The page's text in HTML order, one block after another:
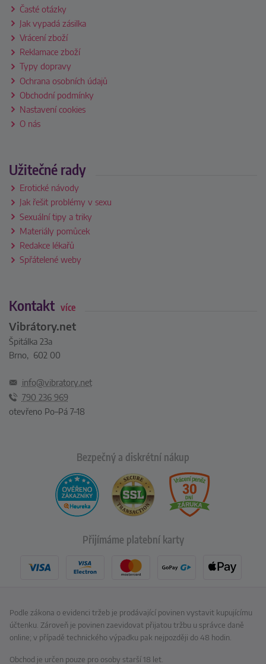
Časté otázky
Jak vypadá zásilka
Vrácení zboží
Reklamace zboží
Typy dopravy
Ochrana osobních údajů
Obchodní podmínky
Nastavení cookies
O nás
Užitečné rady
Erotické návody
Jak řešit problémy v sexu
Sexuální tipy a triky
Materiály pomůcek
Redakce lékařů
Spřátelené weby
Kontakt více
Vibrátory.net
Špitálka 23a
Brno, 602 00
info@vibratory.net
790 236 969
otevřeno Po–Pá 7–18
Bezpečný a diskrétní nákup
Přijímáme platební karty
Obchod je určen pouze pro osoby starší 18 let.
Podle zákona o evidenci tržeb je prodávající povinen vystavit kupujícímu
účtenku. Zároveň je povinen zaevidovat přijatou tržbu u správce daně
online; v případě technického výpadku pak nejpozději do 48 hodin.